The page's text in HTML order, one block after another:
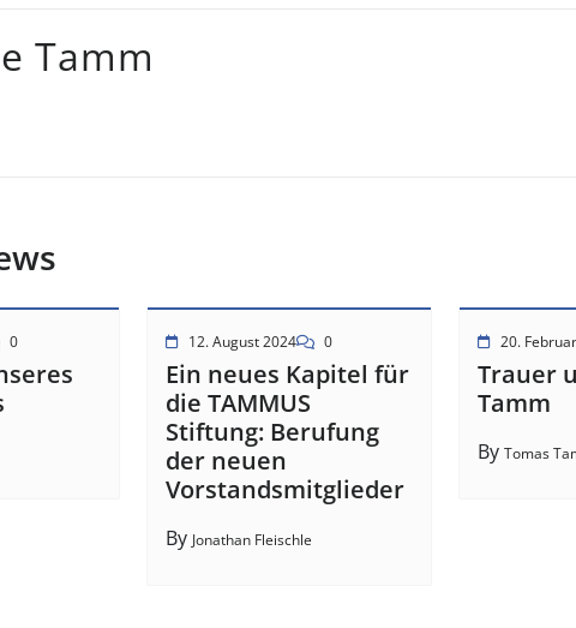
Tamm
0 12. August 2024 0
Ein neues Kapitel für
die TAMMUS
Stiftung: Berufung
der neuen
Vorstandsmitglieder
By Jonathan Fleischle
20.
Trauer
Tamm
By Tomas